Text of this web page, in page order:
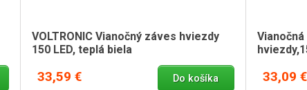
VOLTRONIC Vianočný záves hviezdy
150 LED, teplá biela
33,59 € Do košíka 33,09 €